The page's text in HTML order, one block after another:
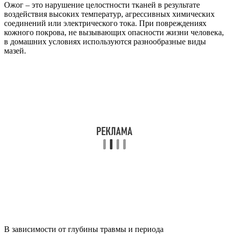
Ожог – это нарушение целостности тканей в результате
воздействия высоких температур, агрессивных химических
соединений или электрического тока. При повреждениях
кожного покрова, не вызывающих опасности жизни человека,
в домашних условиях используются разнообразные виды
мазей.
В зависимости от глубины травмы и периода